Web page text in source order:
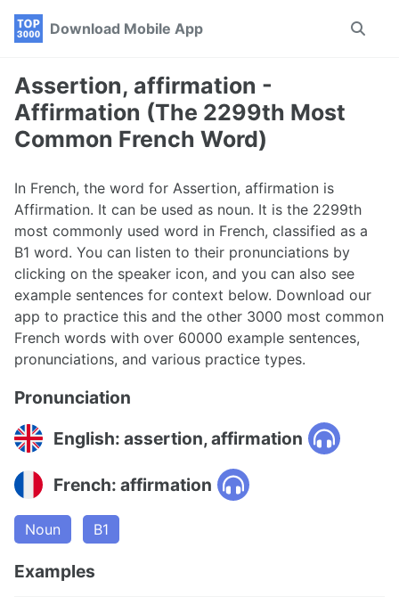
Skip
navigation
Skip
Skip
Download Mobile App
Toggle
Assertion, affirmation -
Affirmation (The 2299th Most
Common French Word)
In French, the word for Assertion, affirmation is
Affirmation. It can be used as noun. It is the 2299th
most commonly used word in French, classified as a
B1 word. You can listen to their pronunciations by
clicking on the speaker icon, and you can also see
example sentences for context below. Download our
app to practice this and the other 3000 most common
French words with over 60000 example sentences,
pronunciations, and various practice types.
Pronunciation
English: assertion, affirmation
French: affirmation
Noun B1
Examples